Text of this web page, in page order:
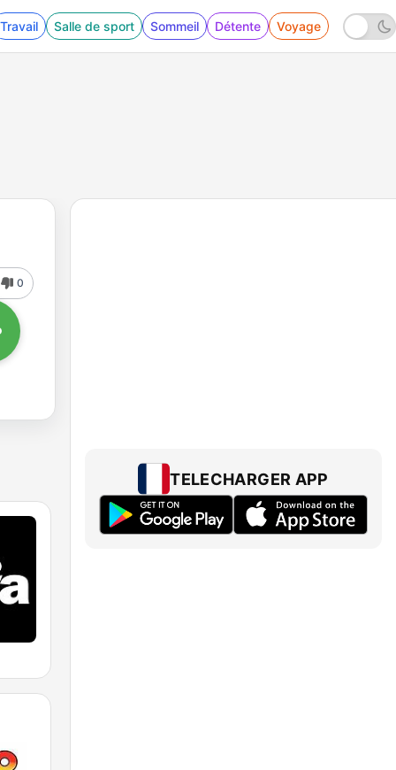
Travail Salle de sport Sommeil Détente Voyage
0
TELECHARGER APP